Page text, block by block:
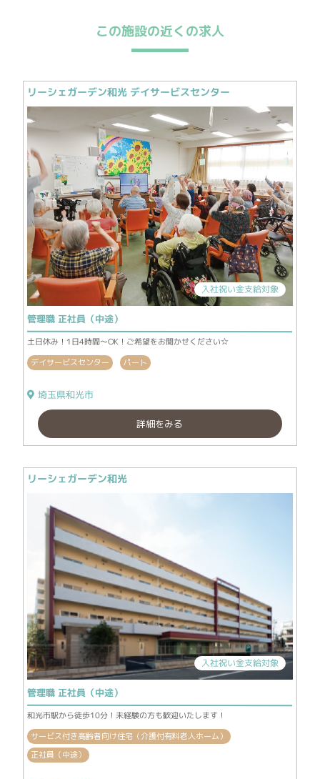
この施設の近くの求人
リーシェガーデン和光 デイサービスセンター
入社祝い金支給対象
管理職 正社員（中途）
土日休み！1日4時間～OK！ご希望をお聞かせください☆
デイサービスセンター パート
埼玉県和光市
詳細をみる
リーシェガーデン和光
入社祝い金支給対象
管理職 正社員（中途）
和光市駅から徒歩10分！未経験の方も歓迎いたします！
サービス付き高齢者向け住宅（介護付有料老人ホーム）
正社員（中途）